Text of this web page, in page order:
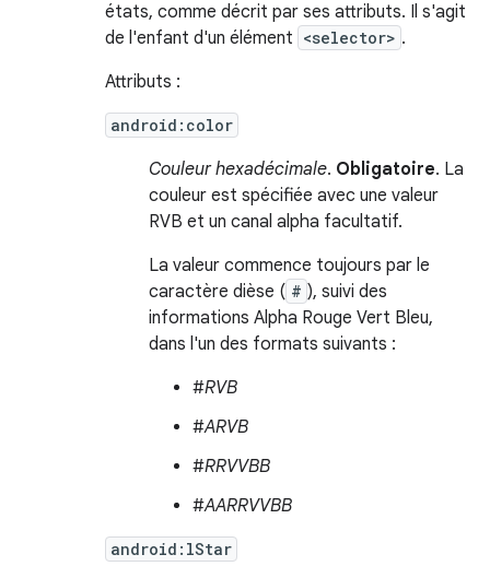
états, comme décrit par ses attributs. Il s'agit
de l'enfant d'un élément <selector> .
Attributs :
android:color
Couleur hexadécimale. Obligatoire. La
couleur est spécifiée avec une valeur
RVB et un canal alpha facultatif.
La valeur commence toujours par le
caractère dièse ( # ), suivi des
informations Alpha Rouge Vert Bleu,
dans l'un des formats suivants :
#RVB
#ARVB
#RRVVBB
#AARRVVBB
android:lStar